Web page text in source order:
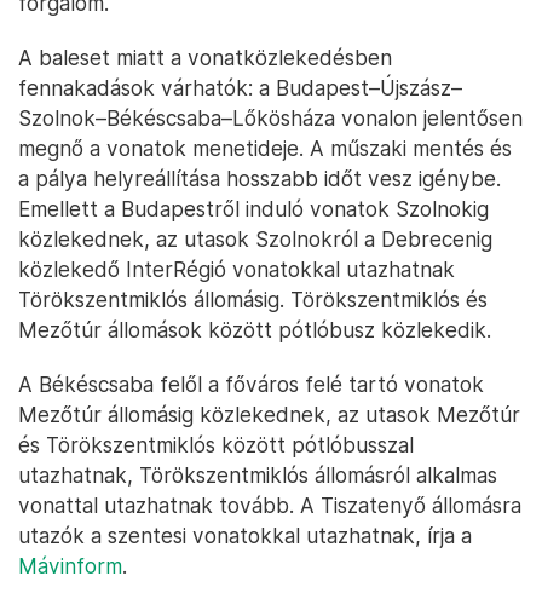
A baleset miatt a vonatközlekedésben
fennakadások várhatók: a Budapest–Újszász–
Szolnok–Békéscsaba–Lőkösháza vonalon jelentősen
megnő a vonatok menetideje. A műszaki mentés és
a pálya helyreállítása hosszabb időt vesz igénybe.
Emellett a Budapestről induló vonatok Szolnokig
közlekednek, az utasok Szolnokról a Debrecenig
közlekedő InterRégió vonatokkal utazhatnak
Törökszentmiklós állomásig. Törökszentmiklós és
Mezőtúr állomások között pótlóbusz közlekedik.
A Békéscsaba felől a főváros felé tartó vonatok
Mezőtúr állomásig közlekednek, az utasok Mezőtúr
és Törökszentmiklós között pótlóbusszal
utazhatnak, Törökszentmiklós állomásról alkalmas
vonattal utazhatnak tovább. A Tiszatenyő állomásra
utazók a szentesi vonatokkal utazhatnak, írja a
Mávinform.